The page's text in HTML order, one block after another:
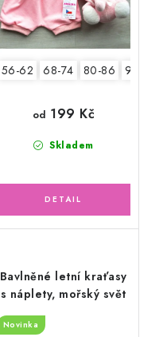
56-62 68-74 80-86 92-98
Skladem
od 199 Kč
Bavlněné letní kraťasy
s náplety, mořský svět
Novinka